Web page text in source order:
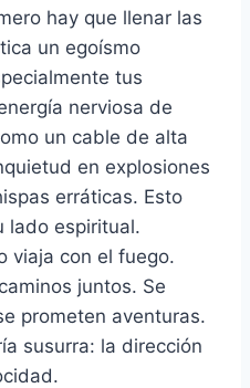
hay que llenar las
un egoísmo
tus
nerviosa de
un cable de alta
en explosiones
erráticas. Esto
lado espiritual.
viaja con el fuego.
juntos. Se
prometen aventuras.
susurra: la dirección